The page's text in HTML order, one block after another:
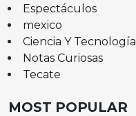
Espectáculos
mexico
Ciencia Y Tecnología
Notas Curiosas
Tecate
MOST POPULAR